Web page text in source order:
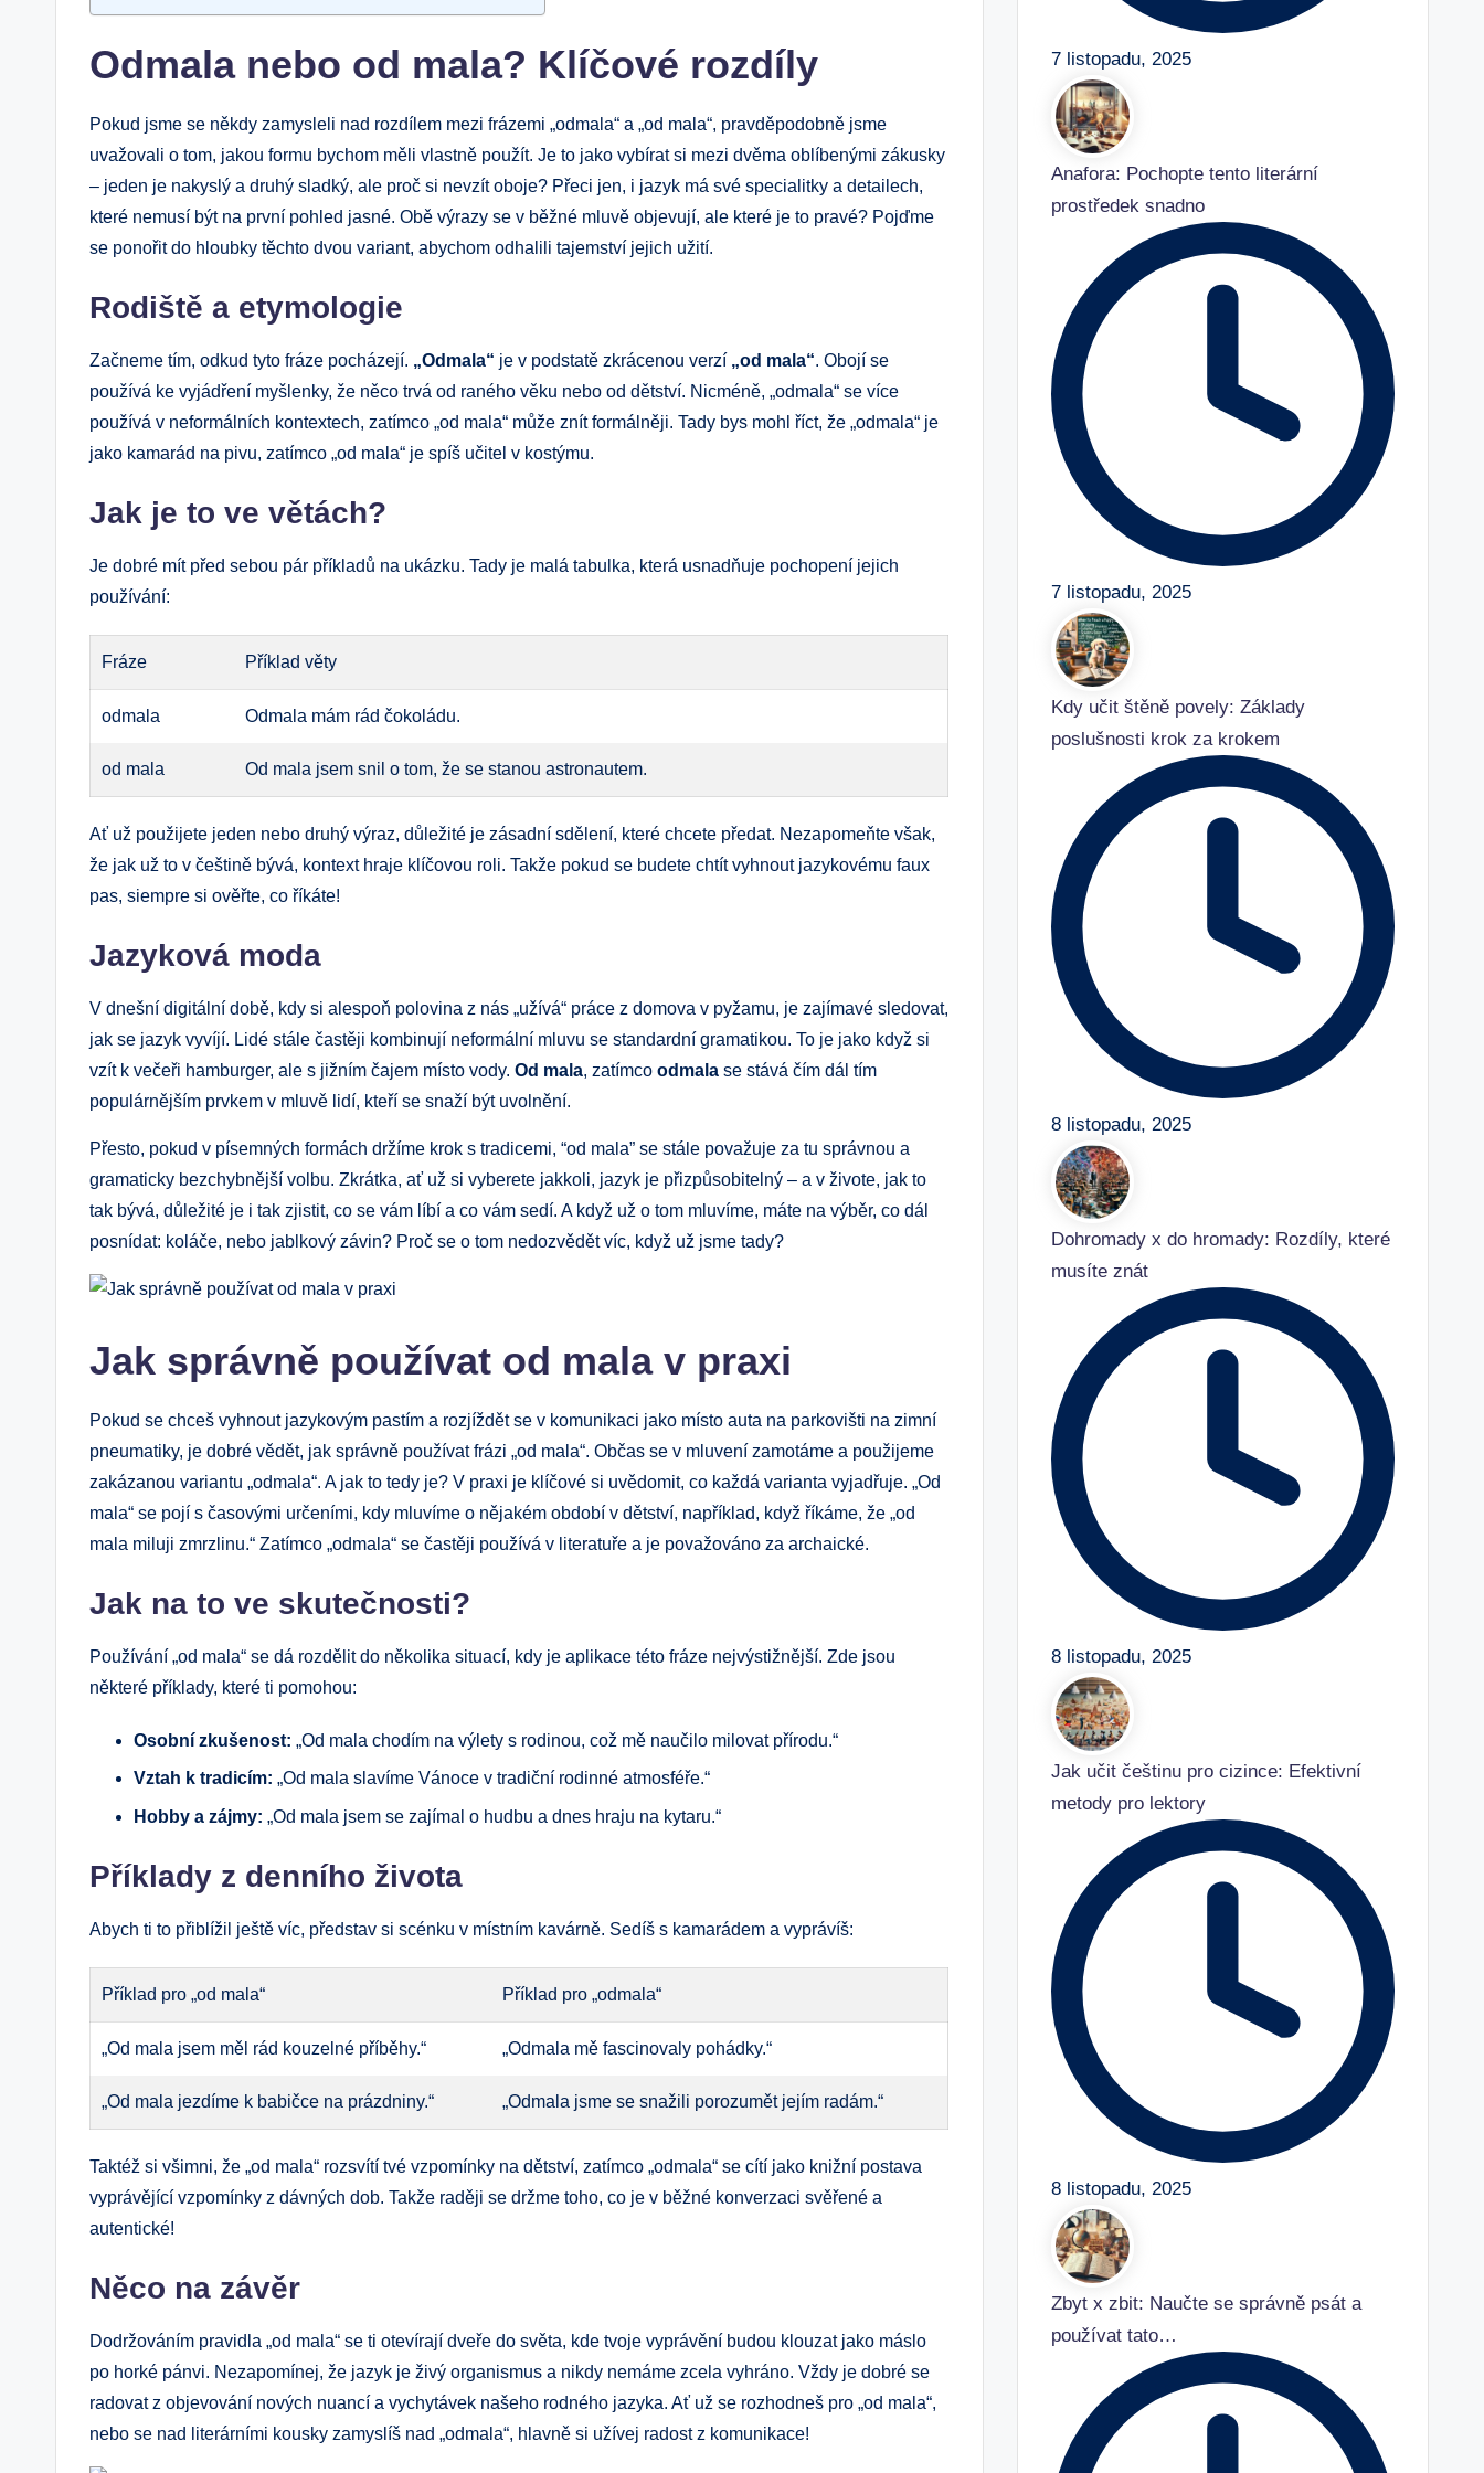
Odmala nebo od mala? Klíčové rozdíly
Pokud jsme se někdy zamysleli nad rozdílem mezi frázemi „odmala“ a „od mala“, pravděpodobně jsme
uvažovali o tom, jakou formu bychom měli vlastně použít. Je to jako vybírat si mezi dvěma oblíbenými zákusky
– jeden je nakyslý a druhý sladký, ale proč si nevzít oboje? Přeci jen, i jazyk má své specialitky a detailech,
které nemusí být na první pohled jasné. Obě výrazy se v běžné mluvě objevují, ale které je to pravé? Pojďme
se ponořit do hloubky těchto dvou variant, abychom odhalili tajemství jejich užití.
Rodiště a etymologie
Začneme tím, odkud tyto fráze pocházejí. „Odmala“ je v podstatě zkrácenou verzí „od mala“. Obojí se
používá ke vyjádření myšlenky, že něco trvá od raného věku nebo od dětství. Nicméně, „odmala“ se více
používá v neformálních kontextech, zatímco „od mala“ může znít formálněji. Tady bys mohl říct, že „odmala“ je
jako kamarád na pivu, zatímco „od mala“ je spíš učitel v kostýmu.
Jak je to ve větách?
Je dobré mít před sebou pár příkladů na ukázku. Tady je malá tabulka, která usnadňuje pochopení jejich
používání:
Fráze Příklad věty
odmala Odmala mám rád čokoládu.
od mala Od mala jsem snil o tom, že se stanou astronautem.
Ať už použijete jeden nebo druhý výraz, důležité je zásadní sdělení, které chcete předat. Nezapomeňte však,
že jak už to v češtině bývá, kontext hraje klíčovou roli. Takže pokud se budete chtít vyhnout jazykovému faux
pas, siempre si ověřte, co říkáte!
Jazyková moda
V dnešní digitální době, kdy si alespoň polovina z nás „užívá“ práce z domova v pyžamu, je zajímavé sledovat,
jak se jazyk vyvíjí. Lidé stále častěji kombinují neformální mluvu se standardní gramatikou. To je jako když si
vzít k večeři hamburger, ale s jižním čajem místo vody. Od mala, zatímco odmala se stává čím dál tím
populárnějším prvkem v mluvě lidí, kteří se snaží být uvolnění.
Přesto, pokud v písemných formách držíme krok s tradicemi, “od mala” se stále považuje za tu správnou a
gramaticky bezchybnější volbu. Zkrátka, ať už si vyberete jakkoli, jazyk je přizpůsobitelný – a v živote, jak to
tak bývá, důležité je i tak zjistit, co se vám líbí a co vám sedí. A když už o tom mluvíme, máte na výběr, co dál
posnídat: koláče, nebo jablkový závin? Proč se o tom nedozvědět víc, když už jsme tady?
Jak správně používat od mala v praxi
Pokud se chceš vyhnout jazykovým pastím a rozjíždět se v komunikaci jako místo auta na parkovišti na zimní
pneumatiky, je dobré vědět, jak správně používat frázi „od mala“. Občas se v mluvení zamotáme a použijeme
zakázanou variantu „odmala“. A jak to tedy je? V praxi je klíčové si uvědomit, co každá varianta vyjadřuje. „Od
mala“ se pojí s časovými určeními, kdy mluvíme o nějakém období v dětství, například, když říkáme, že „od
mala miluji zmrzlinu.“ Zatímco „odmala“ se častěji používá v literatuře a je považováno za archaické.
Jak na to ve skutečnosti?
Používání „od mala“ se dá rozdělit do několika situací, kdy je aplikace této fráze nejvýstižnější. Zde jsou
některé příklady, které ti pomohou:
Osobní zkušenost: „Od mala chodím na výlety s rodinou, což mě naučilo milovat přírodu.“
Vztah k tradicím: „Od mala slavíme Vánoce v tradiční rodinné atmosféře.“
Hobby a zájmy: „Od mala jsem se zajímal o hudbu a dnes hraju na kytaru.“
Příklady z denního života
Abych ti to přiblížil ještě víc, představ si scénku v místním kavárně. Sedíš s kamarádem a vyprávíš:
Příklad pro „od mala“ Příklad pro „odmala“
„Od mala jsem měl rád kouzelné příběhy.“ „Odmala mě fascinovaly pohádky.“
„Od mala jezdíme k babičce na prázdniny.“ „Odmala jsme se snažili porozumět jejím radám.“
Taktéž si všimni, že „od mala“ rozsvítí tvé vzpomínky na dětství, zatímco „odmala“ se cítí jako knižní postava
vyprávějící vzpomínky z dávných dob. Takže raději se držme toho, co je v běžné konverzaci svěřené a
autentické!
Něco na závěr
Dodržováním pravidla „od mala“ se ti otevírají dveře do světa, kde tvoje vyprávění budou klouzat jako máslo
po horké pánvi. Nezapomínej, že jazyk je živý organismus a nikdy nemáme zcela vyhráno. Vždy je dobré se
radovat z objevování nových nuancí a vychytávek našeho rodného jazyka. Ať už se rozhodneš pro „od mala“,
nebo se nad literárními kousky zamyslíš nad „odmala“, hlavně si užívej radost z komunikace!
7 listopadu, 2025
Anafora: Pochopte tento literární
prostředek snadno
7 listopadu, 2025
Kdy učit štěně povely: Základy
poslušnosti krok za krokem
8 listopadu, 2025
Dohromady x do hromady: Rozdíly, které
musíte znát
8 listopadu, 2025
Jak učit češtinu pro cizince: Efektivní
metody pro lektory
8 listopadu, 2025
Zbyt x zbit: Naučte se správně psát a
používat tato…